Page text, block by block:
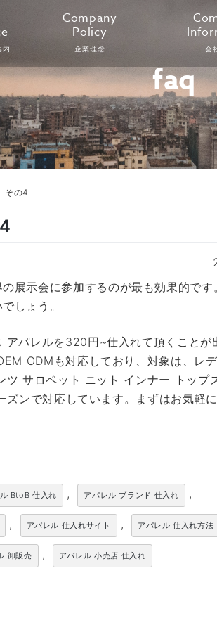
内
Company
Policy
企業理念 会
faq
その4
展示会に参加するのが最も効果的で
しょう。
パレルを320円~仕入れて頂くことが
ODMも対応しており、対象は、レ
サロペット ニット インナー トップ
ンで対応しています。まずはお気軽
BtoB 仕入れ , アパレル ブランド 仕入れ ,
, アパレル 仕入れサイト , アパレル 仕入れ方法
卸販売 , アパレル 小売店 仕入れ